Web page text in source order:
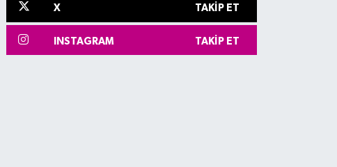
X TAKIP ET
INSTAGRAM TAKIP ET